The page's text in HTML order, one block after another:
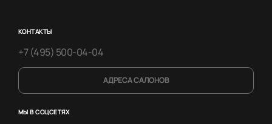
КОНТАКТЫ
+7 (495) 500-04-04
АДРЕСА САЛОНОВ
МЫ В СОЦСЕТЯХ